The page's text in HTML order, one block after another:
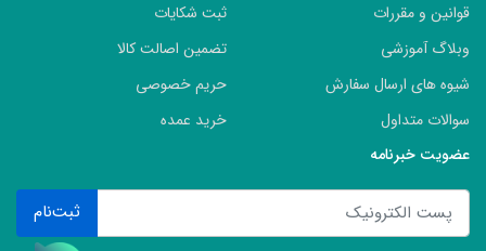
قوانین و مقررات
وبلاگ آموزشی
شیوه های ارسال سفارش
سوالات متداول
ثبت شکایات
تضمین اصالت کالا
حریم خصوصی
خرید عمده
عضویت خبرنامه
ثبت‌نام